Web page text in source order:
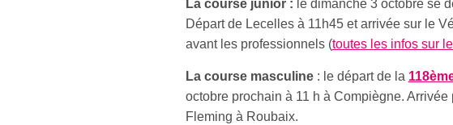
La course junior : le dimanche 3 octobre se
Départ de Lecelles à 11h45 et arrivée sur le
avant les professionnels (toutes les infos sur
La course masculine: le départ de la
octobre prochain à 11 h à Compiègne.
Fleming à Roubaix.